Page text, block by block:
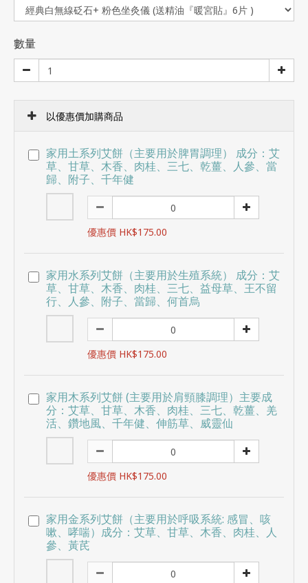
數量
以優惠價加購商品
家用土系列艾餅（主要用於脾胃調理） 成分：艾
草、甘草、木香、肉桂、三七、乾薑、人參、當
歸、附子、千年健
優惠價 HK$175.00
家用水系列艾餅（主要用於生殖系統） 成分：艾
草、甘草、木香、肉桂、三七、益母草、王不留
行、人參、附子、當歸、何首烏
優惠價 HK$175.00
家用木系列艾餅 (主要用於肩頸膝調理）主要成
分：艾草、甘草、木香、肉桂、三七、乾薑、羌
活、鑽地風、千年健、伸筋草、威靈仙
優惠價 HK$175.00
家用金系列艾餅（主要用於呼吸系統: 感冒、咳
嗽、哮喘）成分：艾草、甘草、木香、肉桂、人
參、黃芪